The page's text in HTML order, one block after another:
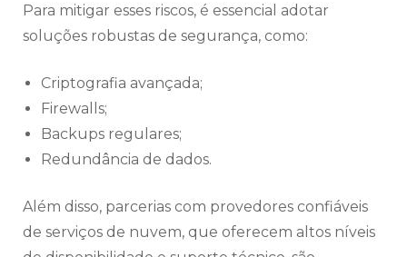
Para mitigar esses riscos, é essencial adotar
soluções robustas de segurança, como:
Criptografia avançada;
Firewalls;
Backups regulares;
Redundância de dados.
Além disso, parcerias com provedores confiáveis
de serviços de nuvem, que oferecem altos níveis